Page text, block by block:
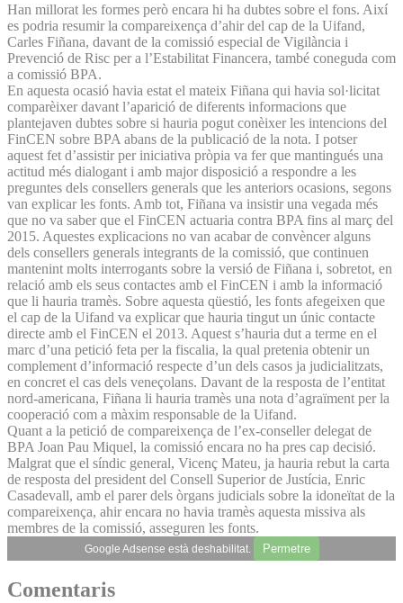
Han millorat les formes però encara hi ha dubtes sobre el fons. Així
es podria resumir la compareixença d’ahir del cap de la Uifand,
Carles Fiñana, davant de la comissió especial de Vigilància i
Prevenció de Risc per a l’Estabilitat Financera, també coneguda com
a comissió BPA.
En aquesta ocasió havia estat el mateix Fiñana qui havia sol·licitat
comparèixer davant l’aparició de diferents informacions que
plantejaven dubtes sobre si hauria pogut conèixer les intencions del
FinCEN sobre BPA abans de la publicació de la nota. I potser
aquest fet d’assistir per iniciativa pròpia va fer que mantingués una
actitud més dialogant i amb major disposició a respondre a les
preguntes dels consellers generals que les anteriors ocasions, segons
van explicar les fonts. Amb tot, Fiñana va insistir una vegada més
que no va saber que el FinCEN actuaria contra BPA fins al març del
2015. Aquestes explicacions no van acabar de convèncer alguns
dels consellers generals integrants de la comissió, que continuen
mantenint molts interrogants sobre la versió de Fiñana i, sobretot, en
relació amb els seus contactes amb el FinCEN i amb la informació
que li hauria tramès. Sobre aquesta qüestió, les fonts afegeixen que
el cap de la Uifand va explicar que hauria tingut un únic contacte
directe amb el FinCEN el 2013. Aquest s’hauria dut a terme en el
marc d’una petició feta per la fiscalia, la qual pretenia obtenir un
complement d’informació respecte d’un dels casos ja judicialitzats,
en concret el cas dels veneçolans. Davant de la resposta de l’entitat
nord-americana, Fiñana li hauria tramès una nota d’agraïment per la
cooperació com a màxim responsable de la Uifand.
Quant a la petició de compareixença de l’ex-conseller delegat de
BPA Joan Pau Miquel, la comissió encara no ha pres cap decisió.
Malgrat que el síndic general, Vicenç Mateu, ja hauria rebut la carta
de resposta del president del Consell Superior de Justícia, Enric
Casadevall, amb el parer dels òrgans judicials sobre la idoneïtat de la
compareixença, ahir encara no havia tramès aquesta missiva als
membres de la comissió, asseguren les fonts.
Google Adsense està deshabilitat. Permetre
Comentaris